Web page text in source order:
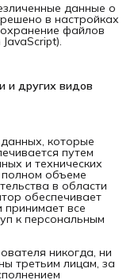
данные о
в настройках
файлов
и других видов
которые
путем
и технических
объеме
в области
обеспечивает
все
к персональным
никогда, ни
третьим лицам, за